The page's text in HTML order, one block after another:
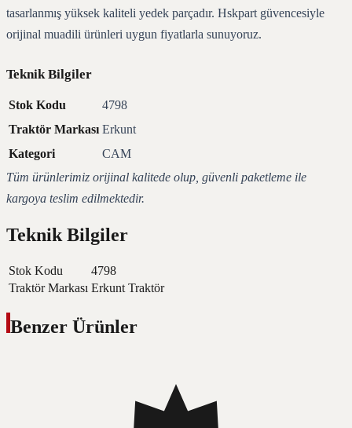
tasarlanmış yüksek kaliteli yedek parçadır. Hskpart güvencesiyle
orijinal muadili ürünleri uygun fiyatlarla sunuyoruz.
Teknik Bilgiler
Stok Kodu
4798
Traktör Markası Erkunt
Kategori
CAM
Tüm ürünlerimiz orijinal kalitede olup, güvenli paketleme ile
kargoya teslim edilmektedir.
Teknik Bilgiler
Stok Kodu
4798
Traktör Markası Erkunt Traktör
Benzer Ürünler